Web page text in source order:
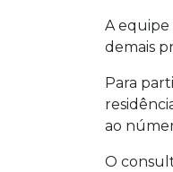
A equipe
demais
Para
ao
O